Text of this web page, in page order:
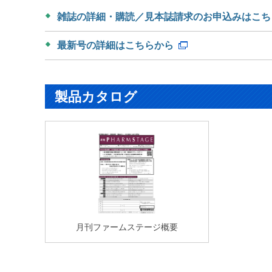
雑誌の詳細・購読／見本誌請求のお申込みはこ
最新号の詳細はこちらから
製品カタログ
月刊ファームステージ概要